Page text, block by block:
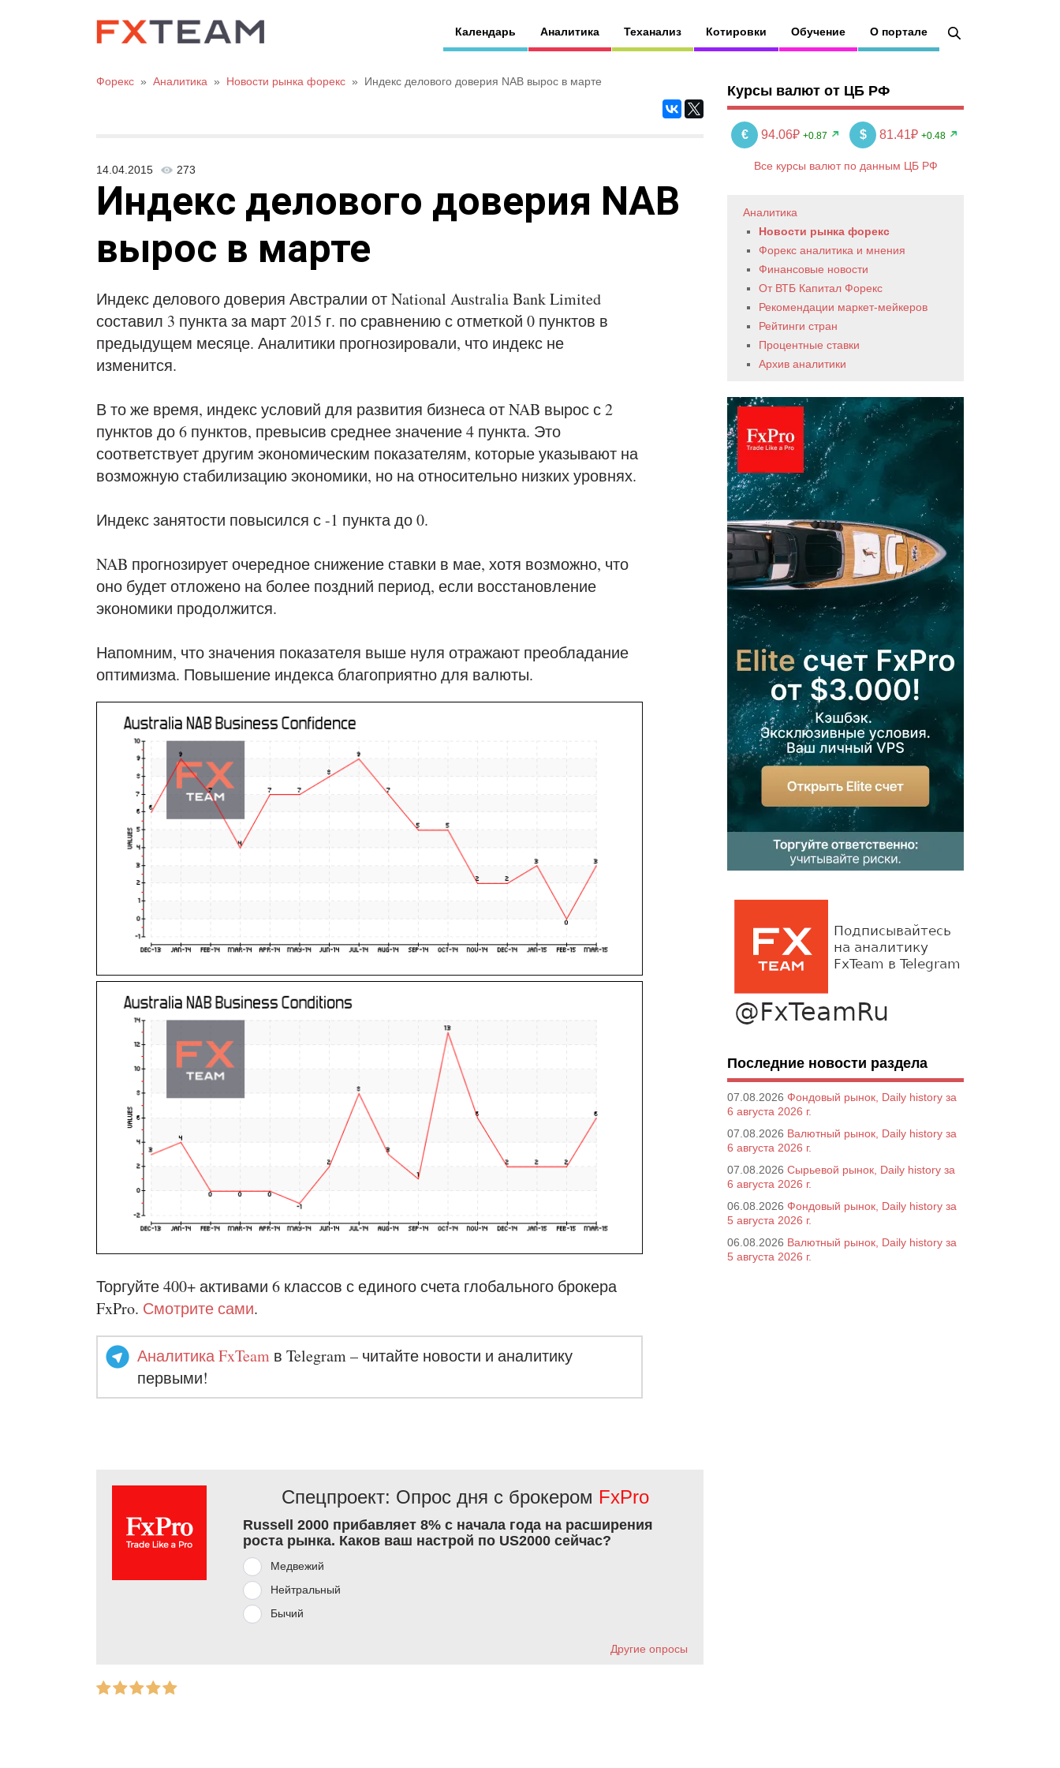
Календарь Аналитика Теханализ Котировки Обучение О портале
Форекс » Аналитика » Новости рынка форекс » Индекс делового доверия NAB вырос в марте
14.04.2015 273
Индекс делового доверия NAB
вырос в марте
Индекс делового доверия Австралии от National Australia Bank Limited
составил 3 пункта за март 2015 г. по сравнению с отметкой 0 пунктов в
предыдущем месяце. Аналитики прогнозировали, что индекс не
изменится.
В то же время, индекс условий для развития бизнеса от NAB вырос с 2
пунктов до 6 пунктов, превысив среднее значение 4 пункта. Это
соответствует другим экономическим показателям, которые указывают на
возможную стабилизацию экономики, но на относительно низких уровнях.
Индекс занятости повысился с -1 пункта до 0.
NAB прогнозирует очередное снижение ставки в мае, хотя возможно, что
оно будет отложено на более поздний период, если восстановление
экономики продолжится.
Напомним, что значения показателя выше нуля отражают преобладание
оптимизма. Повышение индекса благоприятно для валюты.
Торгуйте 400+ активами 6 классов с единого счета глобального брокера
FxPro. Смотрите сами.
Аналитика FxTeam в Telegram – читайте новости и аналитику
первыми!
Спецпроект: Опрос дня с брокером FxPro
Russell 2000 прибавляет 8% с начала года на расширения
роста рынка. Каков ваш настрой по US2000 сейчас?
Медвежий
Нейтральный
Бычий
Другие опросы
Курсы валют от ЦБ РФ
€ 94.06₽ +0.87 $ 81.41₽ +0.48
Все курсы валют по данным ЦБ РФ
Аналитика
Новости рынка форекс
Форекс аналитика и мнения
Финансовые новости
От ВТБ Капитал Форекс
Рекомендации маркет-мейкеров
Рейтинги стран
Процентные ставки
Архив аналитики
Последние новости раздела
07.08.2026 Фондовый рынок, Daily history за
6 августа 2026 г.
07.08.2026 Валютный рынок, Daily history за
6 августа 2026 г.
07.08.2026 Сырьевой рынок, Daily history за
6 августа 2026 г.
06.08.2026 Фондовый рынок, Daily history за
5 августа 2026 г.
06.08.2026 Валютный рынок, Daily history за
5 августа 2026 г.